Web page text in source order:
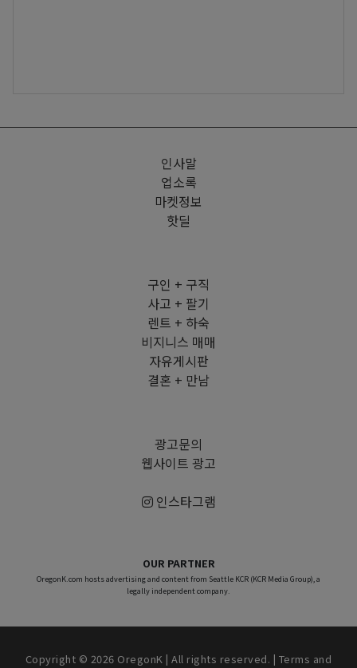
인사말
업소록
마켓정보
핫딜
구인 + 구직
사고 + 팔기
렌트 + 하숙
비지니스 매매
자유게시판
결혼 + 만남
광고문의
웹사이트 광고
인스타그램
OUR PARTNER
OregonK.com hosts advertising and content from Seattle KCR (KCR Media Group), a
legally independent company.
Copyright © 2026 OregonK | All rights reserved. | Terms and